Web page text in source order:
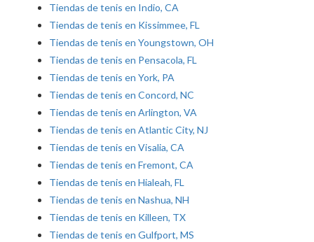
Tiendas de tenis en Indio, CA
Tiendas de tenis en Kissimmee, FL
Tiendas de tenis en Youngstown, OH
Tiendas de tenis en Pensacola, FL
Tiendas de tenis en York, PA
Tiendas de tenis en Concord, NC
Tiendas de tenis en Arlington, VA
Tiendas de tenis en Atlantic City, NJ
Tiendas de tenis en Visalia, CA
Tiendas de tenis en Fremont, CA
Tiendas de tenis en Hialeah, FL
Tiendas de tenis en Nashua, NH
Tiendas de tenis en Killeen, TX
Tiendas de tenis en Gulfport, MS